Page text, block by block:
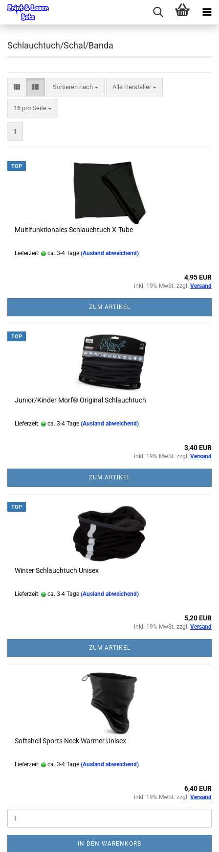
Schlauchtuch/Schal/Banda
Sortieren nach
Sortieren nach Alle Hersteller
16 pro Seite
pro Seite
1
TOP
Multifunktionales Schlauchtuch X-Tube
Lieferzeit: ca. 3-4 Tage (Ausland abweichend)
4,95 EUR
inkl. 19% MwSt. zzgl. Versand
ZUM ARTIKEL
TOP
Junior/Kinder Morf® Original Schlauchtuch
Lieferzeit: ca. 3-4 Tage (Ausland abweichend)
3,40 EUR
inkl. 19% MwSt. zzgl. Versand
ZUM ARTIKEL
TOP
Winter Schlauchtuch Unisex
Lieferzeit: ca. 3-4 Tage (Ausland abweichend)
5,20 EUR
inkl. 19% MwSt. zzgl. Versand
ZUM ARTIKEL
Softshell Sports Neck Warmer Unisex
Lieferzeit: ca. 3-4 Tage (Ausland abweichend)
6,40 EUR
inkl. 19% MwSt. zzgl. Versand
IN DEN WARENKORB